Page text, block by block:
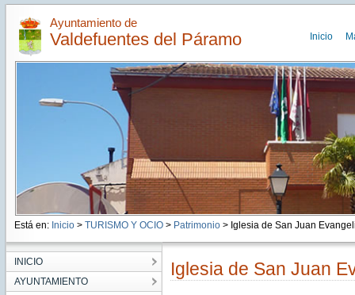
Ayuntamiento de
Valdefuentes del Páramo Inicio
Está en: Inicio > TURISMO Y OCIO> Patrimonio> Iglesia de San Juan
INICIO
AYUNTAMIENTO
Iglesia de San Juan